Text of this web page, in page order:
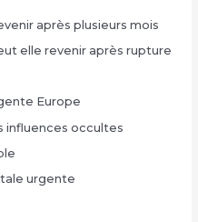
après plusieurs mois
elle revenir après rupture
Europe
influences occultes
urgente